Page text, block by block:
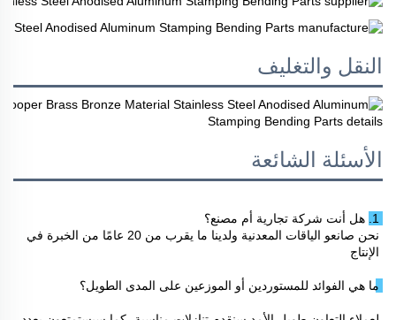
النقل والتغليف
الأسئلة الشائعة
1. هل أنت شركة تجارية أم مصنع؟
الإنتاج
ما هي الفوائد للمستوردين أو الموزعين على المدى الطويل؟